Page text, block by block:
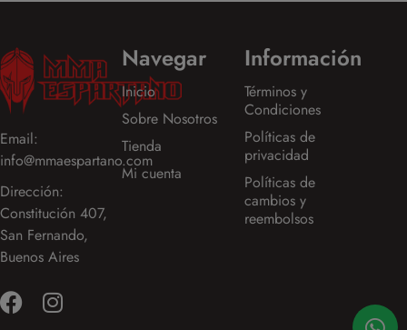
Email:
info@mmaespartano.com
Dirección:
Constitución 407,
San Fernando,
Buenos Aires
Navegar
Inicio
Sobre Nosotros
Tienda
Mi cuenta
Información
Términos y
Condiciones
Políticas de
privacidad
Políticas de
cambios y
reembolsos